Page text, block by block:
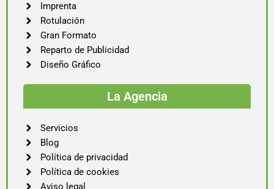
Imprenta
Rotulación
Gran Formato
Reparto de Publicidad
Diseño Gráfico
La Agencia
Servicios
Blog
Política de privacidad
Política de cookies
Aviso legal